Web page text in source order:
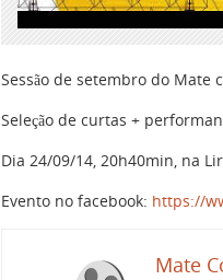
Sessão de setembro do Mate
Seleção de curtas +
Dia 24/09/14, 20h40min, na
Evento no facebook: https://
Mate